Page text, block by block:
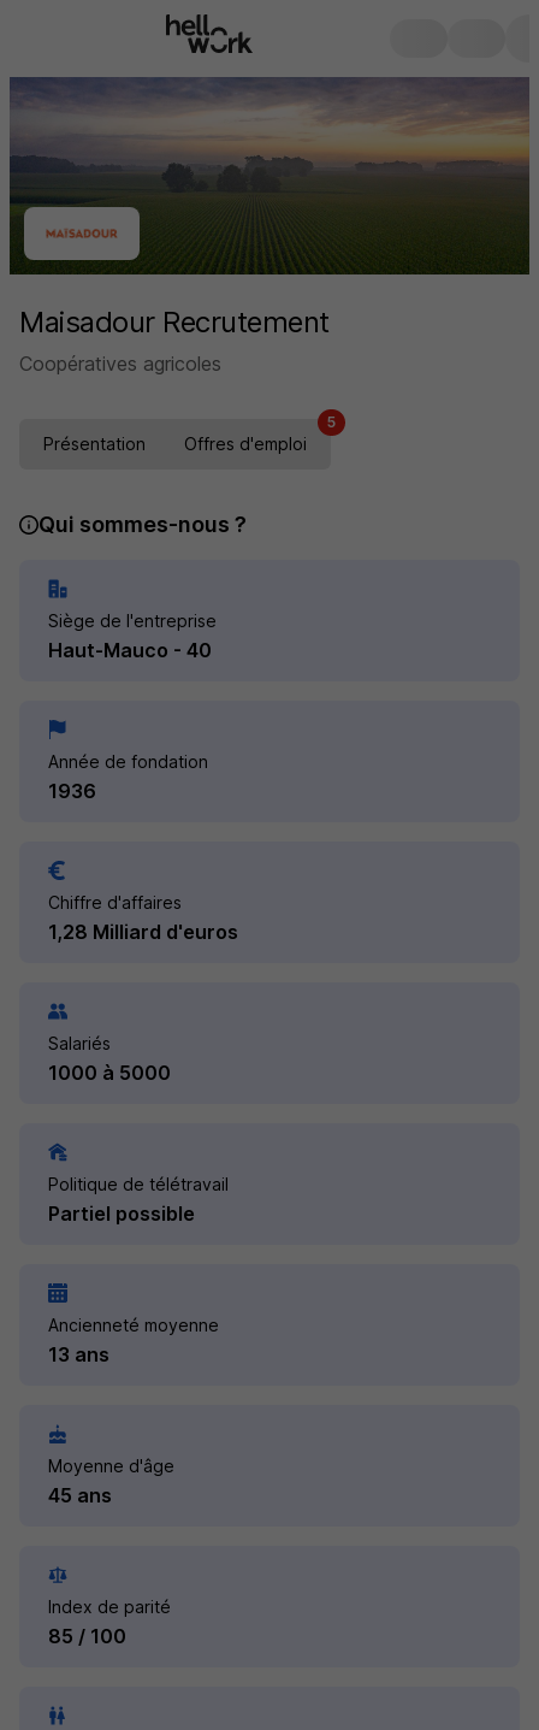
Maisadour Recrutement
Coopératives agricoles
Présentation Offres d'emploi
5
Qui sommes-nous ?
Siège de l'entreprise
Haut-Mauco - 40
Année de fondation
1936
Chiffre d'affaires
1,28 Milliard d'euros
Salariés
1000 à 5000
Politique de télétravail
Partiel possible
Ancienneté moyenne
13 ans
Moyenne d'âge
45 ans
Index de parité
85 / 100